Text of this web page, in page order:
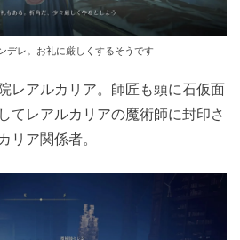
デレ。お礼に厳しくするそうです
レアルカリア。師匠も頭に石仮面
てレアルカリアの魔術師に封印さ
リア関係者。